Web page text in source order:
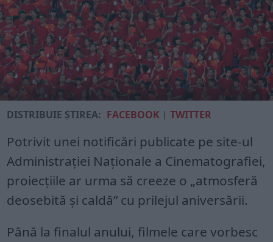
DISTRIBUIE ȘTIREA: FACEBOOK |TWITTER
Potrivit unei notificări publicate pe site-ul
Administraţiei Naţionale a Cinematografiei,
proiecţiile ar urma să creeze o „atmosferă
deosebită şi caldă” cu prilejul aniversării.
Până la finalul anului, filmele care vorbesc